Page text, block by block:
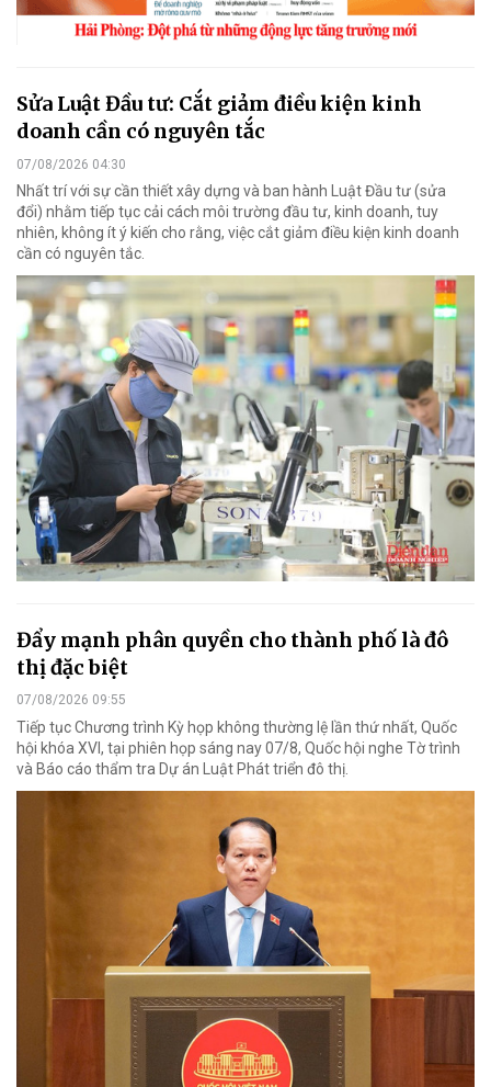
Sửa Luật Đầu tư: Cắt giảm điều kiện kinh
doanh cần có nguyên tắc
07/08/2026 04:30
Nhất trí với sự cần thiết xây dựng và ban hành Luật Đầu tư (sửa
đổi) nhằm tiếp tục cải cách môi trường đầu tư, kinh doanh, tuy
nhiên, không ít ý kiến cho rằng, việc cắt giảm điều kiện kinh doanh
cần có nguyên tắc.
Đẩy mạnh phân quyền cho thành phố là đô
thị đặc biệt
07/08/2026 09:55
Tiếp tục Chương trình Kỳ họp không thường lệ lần thứ nhất, Quốc
hội khóa XVI, tại phiên họp sáng nay 07/8, Quốc hội nghe Tờ trình
và Báo cáo thẩm tra Dự án Luật Phát triển đô thị.